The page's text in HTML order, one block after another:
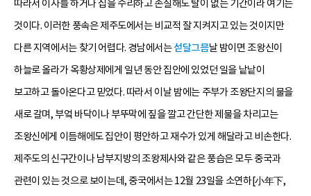
따라서 이사를 하거나 집을 수리하고 손질해도 탈이 없는 기간이라 여기는
것이다. 이러한 풍속은 제주도에서는 비교적 잘 지켜지고 있는 것이지만
다른 지역에서는 찾기 어렵다. 경남에서는섣달그믐날 밤이면 조왕신이
하늘로 올라가 옥황상제에게 일년 동안 집안에 있었던 일을 낱낱이
보고하고 돌아온다고 믿었다. 따라서 이날 밤에는 주부가 조왕단지의 물을
새로 갈며, 부엌 바닥이나 부뚜막에 짚을 깔고 간단한 제물을 차리고는
조왕신에게 이듬해에도 집안이 평안하고 재수가 있게 해달라고 비손한다.
제주도의 신구간이나 남부지방의 조왕제사와 같은 풍습은 모두 중국과
관련이 있는 것으로 보이는데, 중국에서는 12월 23일을 소연하[小年下,